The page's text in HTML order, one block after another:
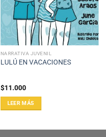
NARRATIVA JUVENIL
LULÚ EN VACACIONES
$11.000
LEER MÁS